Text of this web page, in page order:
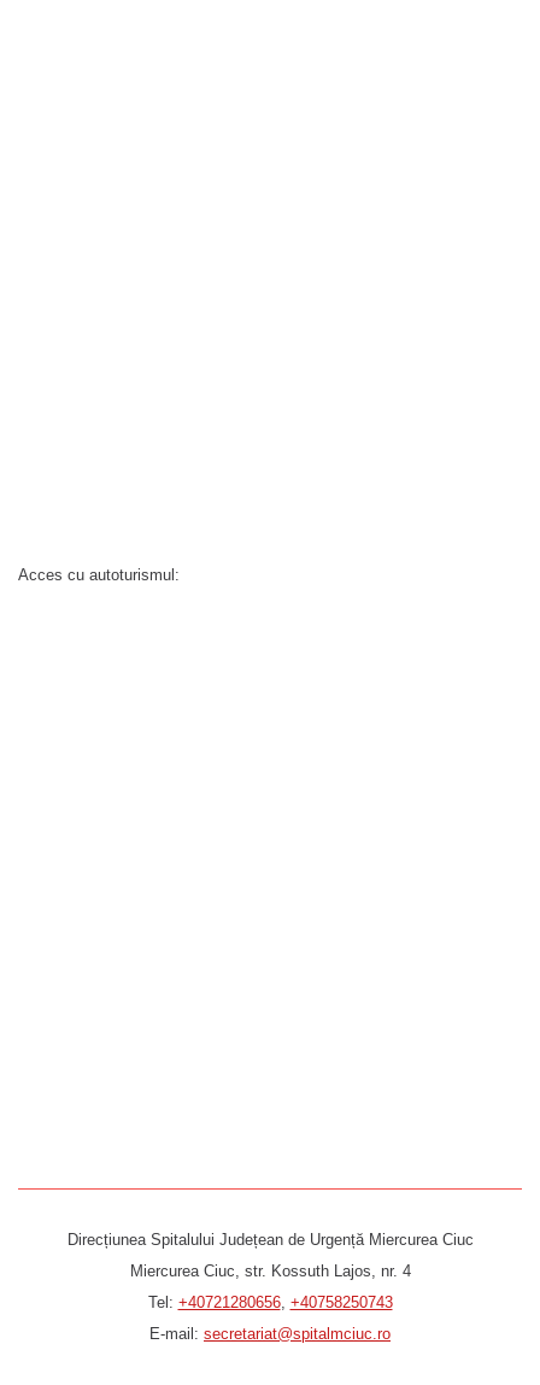
Acces cu autoturismul:
Direcțiunea Spitalului Județean de Urgență Miercurea Ciuc
Miercurea Ciuc, str. Kossuth Lajos, nr. 4
Tel: +40721280656, +40758250743
E-mail: secretariat@spitalmciuc.ro